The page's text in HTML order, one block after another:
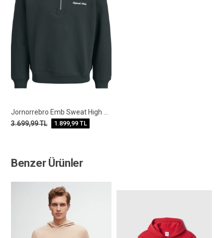
3.699,99TL 1.899,99 TL
Benzer Ürünler